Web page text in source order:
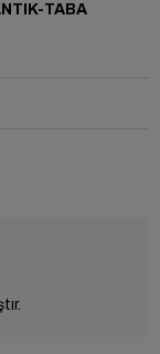
TABA